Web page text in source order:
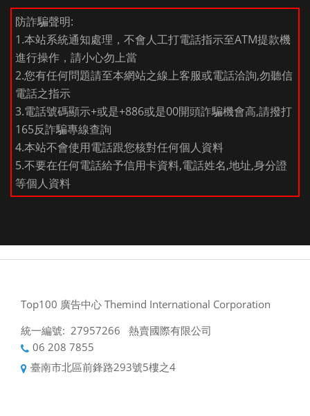
防詐騙聲明:
1.本站系統通知處理，不會人工打電話指示至ATM提款機
進行操作，請小心勿上當
2.您有任何問題請至本網站之線上客服或電話洽詢,勿聽信
電話之指示
3.電話號碼顯示+或是+886或是00開頭詐騙機會高,請撥打
165反詐騙專線查詢
4.本站不會使用電話跟您核對任何個人資料
5.不要在任何電話給予信用卡資料,電話姓名,地址,身分證
等個人資料
Top100 廣告中心 Themind International Corporation
統一編號: 27957266 熱賣國際有限公司
06 208 7855
臺南市北區前鋒路293號5樓之4